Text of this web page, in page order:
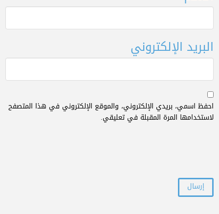
البريد الإلكتروني
احفظ اسمي، بريدي الإلكتروني، والموقع الإلكتروني في هذا المتصفح
لاستخدامها المرة المقبلة في تعليقي.